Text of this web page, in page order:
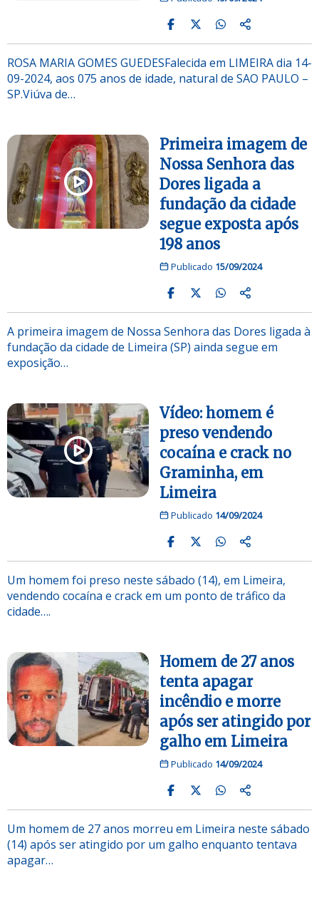
ROSA MARIA GOMES GUEDESFalecida em LIMEIRA dia 14-
09-2024, aos 075 anos de idade, natural de SAO PAULO –
SP.Viúva de…
Primeira imagem de
Nossa Senhora das
Dores ligada a
fundação da cidade
segue exposta após
198 anos
Publicado 15/09/2024
A primeira imagem de Nossa Senhora das Dores ligada à
fundação da cidade de Limeira (SP) ainda segue em
exposição…
Vídeo: homem é
preso vendendo
cocaína e crack no
Graminha, em
Limeira
Publicado 14/09/2024
Um homem foi preso neste sábado (14), em Limeira,
vendendo cocaína e crack em um ponto de tráfico da
cidade….
Homem de 27 anos
tenta apagar
incêndio e morre
após ser atingido por
galho em Limeira
Publicado 14/09/2024
Um homem de 27 anos morreu em Limeira neste sábado
(14) após ser atingido por um galho enquanto tentava
apagar…